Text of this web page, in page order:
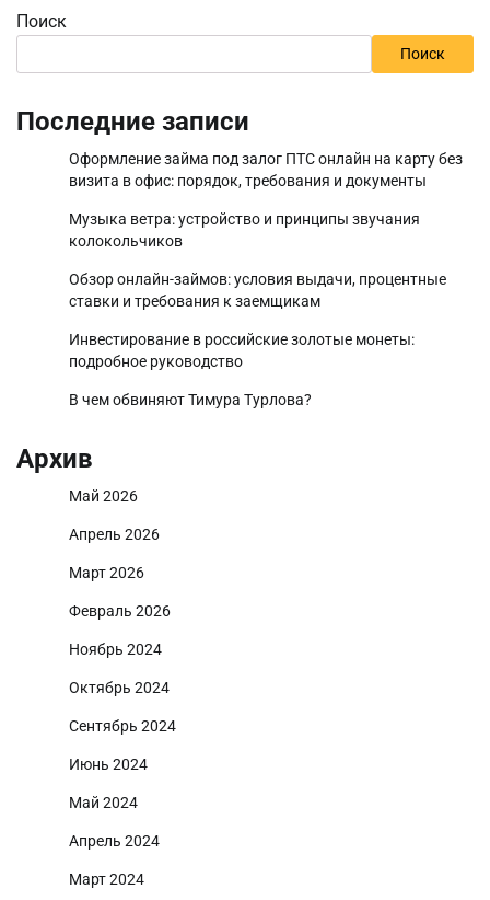
Поиск
Поиск
Последние записи
Оформление займа под залог ПТС онлайн на карту без
визита в офис: порядок, требования и документы
Музыка ветра: устройство и принципы звучания
колокольчиков
Обзор онлайн-займов: условия выдачи, процентные
ставки и требования к заемщикам
Инвестирование в российские золотые монеты:
подробное руководство
В чем обвиняют Тимура Турлова?
Архив
Май 2026
Апрель 2026
Март 2026
Февраль 2026
Ноябрь 2024
Октябрь 2024
Сентябрь 2024
Июнь 2024
Май 2024
Апрель 2024
Март 2024